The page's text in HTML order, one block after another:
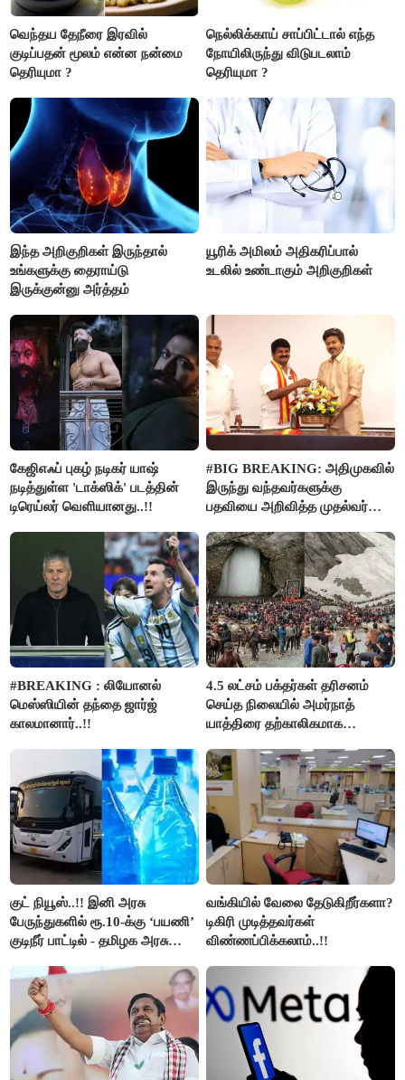
வெந்தய தேநீரை இரவில்
குடிப்பதன் மூலம் என்ன நன்மை
தெரியுமா ?
நெல்லிக்காய் சாப்பிட்டால் எந்த
நோயிலிருந்து விடுபடலாம்
தெரியுமா ?
இந்த அறிகுறிகள் இருந்தால்
உங்களுக்கு தைராய்டு
இருக்குன்னு அர்த்தம்
யூரிக் அமிலம் அதிகரிப்பால்
உடலில் உண்டாகும் அறிகுறிகள்
கேஜிஎஃப் புகழ் நடிகர் யாஷ்
நடித்துள்ள 'டாக்‌ஸிக்' படத்தின்
டிரெய்லர் வெளியானது..!!
#BIG BREAKING: அதிமுகவில்
இருந்து வந்தவர்களுக்கு
பதவியை அறிவித்த முதல்வர்
#BREAKING : லியோனல்
மெஸ்ஸியின் தந்தை ஜார்ஜ்
காலமானார்..!!
4.5 லட்சம் பக்தர்கள் தரிசனம்
செய்த நிலையில் அமர்நாத்
யாத்திரை தற்காலிகமாக
குட் நியூஸ்..!! இனி அரசு
பேருந்துகளில் ரூ.10-க்கு ‘பயணி’
குடிநீர் பாட்டில் - தமிழக அரசு
வங்கியில் வேலை தேடுகிறீர்களா?
டிகிரி முடித்தவர்கள்
விண்ணப்பிக்கலாம்..!!